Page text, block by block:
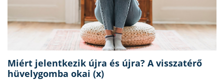
Miért jelentkezik újra és újra? A visszatérő
hüvelygomba okai (x)